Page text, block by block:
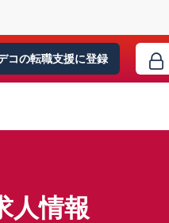
コの転職支援に登録
人情報